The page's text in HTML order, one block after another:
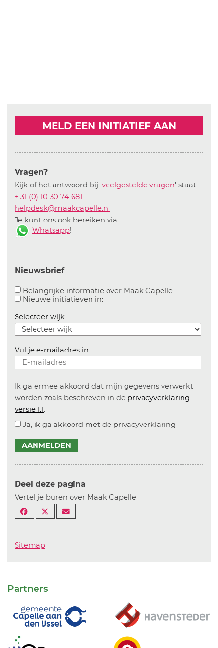
MELD EEN INITIATIEF AAN
Vragen?
Kijk of het antwoord bij 'veelgestelde vragen' staat
+ 31 (0) 10 30 74 681
helpdesk@maakcapelle.nl
Je kunt ons ook bereiken via
Whatsapp!
Nieuwsbrief
Belangrijke informatie over Maak CapelleAanvinken
Nieuwe initiatieven in:Aanvinken om informatie over
Selecteer wijk
Vul je e-mailadres in
Ik ga ermee akkoord dat mijn gegevens verwerkt
worden zoals beschreven in de privacyverklaring
versie 1.1.
Ja, ik ga akkoord met de privacyverklaring
AANMELDEN
Deel deze pagina
Vertel je buren over Maak Capelle
Sitemap
Partners